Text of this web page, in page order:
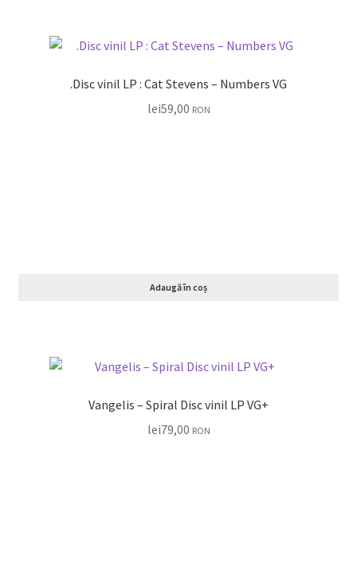
.Disc vinil LP : Cat Stevens – Numbers VG
lei59,00 RON
Adaugă în coș
Vangelis – Spiral Disc vinil LP VG+
lei79,00 RON